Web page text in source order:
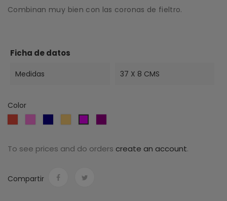
Combinan muy bien con las coronas de fieltro.
Ficha de datos
Medidas 37 X 8 CMS
Color
To see prices and do orders create an account.
Compartir